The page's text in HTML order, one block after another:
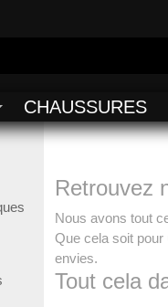
CHAUSSURES
Retrouvez
Nous avons tout
Que cela soit
envies.
Tout cela